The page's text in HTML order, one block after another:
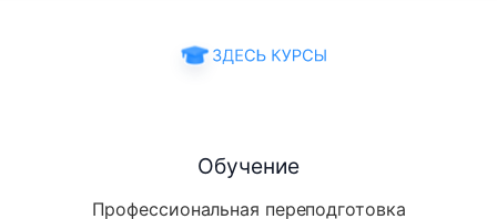
Обучение
Профессиональная переподготовка